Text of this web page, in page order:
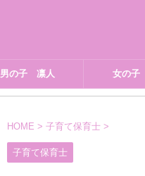
男の子 凛人 女の
HOME > 子育て保育士 >
子育て保育士